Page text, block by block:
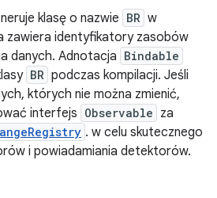
klasę o nazwie BR w
zawiera identyfikatory zasobów
danych. Adnotacja Bindable
BR podczas kompilacji. Jeśli
których nie można zmienić,
interfejs Observable za
. w celu skutecznego
i powiadamiania detektorów.